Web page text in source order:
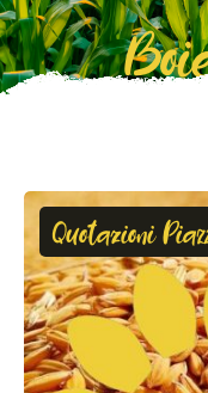
Quotazioni